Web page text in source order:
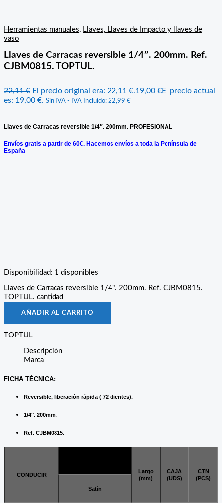
Herramientas manuales, Llaves, Llaves de Impacto y llaves de
vaso
Llaves de Carracas reversible 1/4″. 200mm. Ref.
CJBM0815. TOPTUL.
22,11€ El precio original era: 22,11 €.19,00 €El precio actual
es: 19,00 €. Sin IVA - IVA Incluido: 22,99 €
Llaves de Carracas reversible 1/4″. 200mm. PROFESIONAL
Envíos gratis a partir de 60€. Hacemos envíos a toda la Península de
España
Disponibilidad: 1 disponibles
Llaves de Carracas reversible 1/4". 200mm. Ref. CJBM0815.
TOPTUL. cantidad
AÑADIR AL CARRITO
TOPTUL
Descripción
Marca
FICHA TÉCNICA:
Reversible, liberación rápida ( 72 dientes).
1/4″. 200mm.
Ref. CJBM0815.
CONDUCIR
Largo
(mm)
CAJA
(UDS)
CTN
(PCS)
Satín